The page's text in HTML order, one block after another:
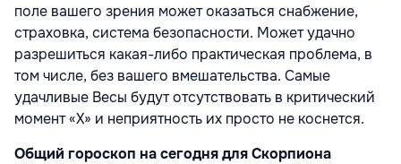
поле вашего зрения может оказаться снабжение,
страховка, система безопасности. Может удачно
разрешиться какая-либо практическая проблема, в
том числе, без вашего вмешательства. Самые
удачливые Весы будут отсутствовать в критический
момент «Х» и неприятность их просто не коснется.
Общий гороскоп на сегодня для Скорпиона